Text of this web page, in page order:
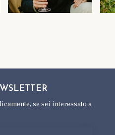
se sei interessato a